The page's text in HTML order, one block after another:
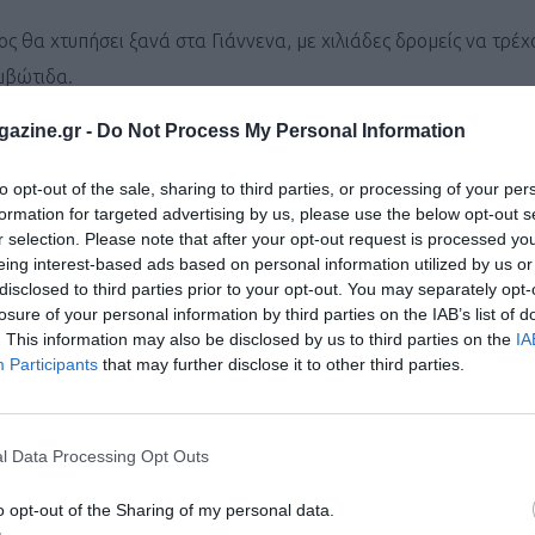
- Do Not Process My Personal Information
opt-out of the sale, sharing to third parties, or processing of your
for targeted advertising by us, please use the below opt-out
selection. Please note that after your opt-out request is processed
interest-based ads based on personal information utilized by us
to third parties prior to your opt-out. You may separately
of your personal information by third parties on the IAB’s list of
This information may also be disclosed by us to third parties on the
Participants that may further disclose it to other third parties.
Data Processing Opt Outs
opt-out of the Sharing of my personal data.
χτυπήσει ξανά στα Γιάννενα, με χιλιάδες δρομείς να
των 30 χλμ., οι αγώνες 10 και 5 χλμ. με φόντο τη λίμνη
δρόμου 1.000 μ. για ΑμεΑ και ένας αγώνας δρόμου
πολιτιστικές, περιβαλλοντικές και επιστημονικές
Ηπείρου και του Δήμου Ιωαννιτων και με την
πλατείες και τα σοκάκια του Νησιού